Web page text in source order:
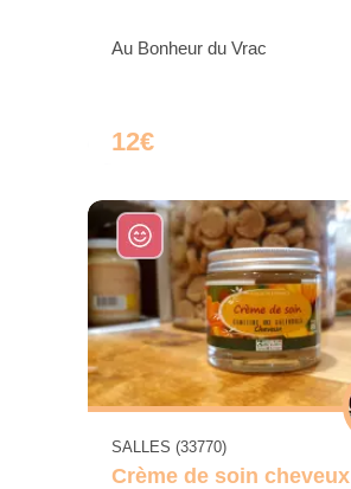
Au Bonheur du Vrac
12€
SALLES (33770)
Crème de soin cheveux